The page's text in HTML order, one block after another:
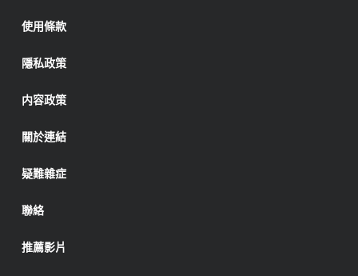
使用條款
隱私政策
内容政策
關於連結
疑難雜症
聯絡
推薦影片